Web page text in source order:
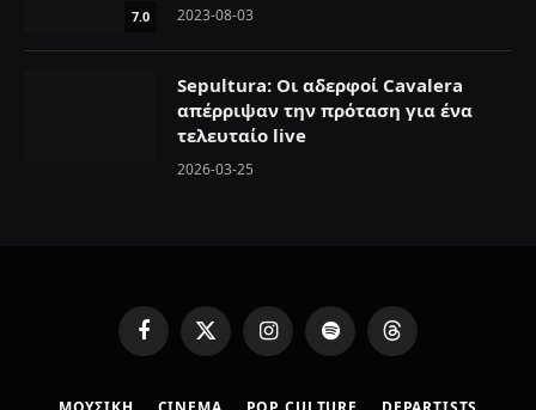
7.0 2023-08-03
Sepultura: Οι αδερφοί Cavalera
απέρριψαν την πρόταση για ένα
τελευταίο live
2026-03-25
F
X
I
S
T